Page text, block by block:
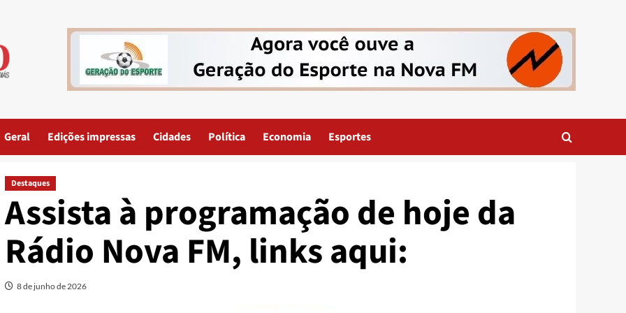
Geral Edições impressas Cidades Política Economia Esportes
Destaques
Assista à programação de hoje da
Rádio Nova FM, links aqui:
8 de junho de 2026